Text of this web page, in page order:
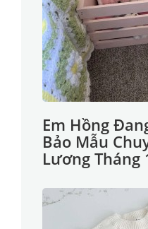
Em Hồng
Bảo Mẫu
Lương Tháng